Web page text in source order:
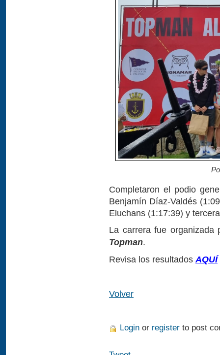
Completaron el podio
Benjamín Díaz-Valdés
Eluchans (1:17:39) y
La carrera fue organizada
Topman.
Revisa los resultados AQUÍ
Volver
Login or register to post